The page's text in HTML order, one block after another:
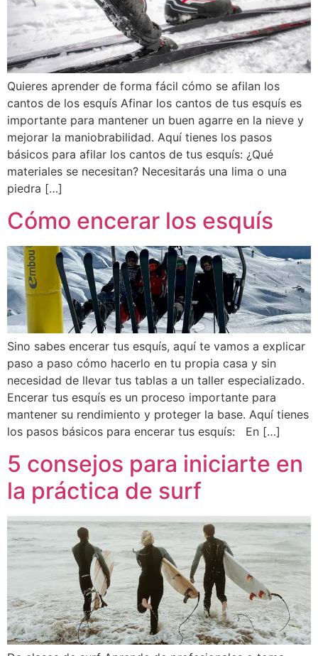
Quieres aprender de forma fácil cómo se afilan los
cantos de los esquís Afinar los cantos de tus esquís es
importante para mantener un buen agarre en la nieve y
mejorar la maniobrabilidad. Aquí tienes los pasos
básicos para afilar los cantos de tus esquís: ¿Qué
materiales se necesitan? Necesitarás una lima o una
piedra […]
Cómo encerar los esquís
Sino sabes encerar tus esquís, aquí te vamos a explicar
paso a paso cómo hacerlo en tu propia casa y sin
necesidad de llevar tus tablas a un taller especializado.
Encerar tus esquís es un proceso importante para
mantener su rendimiento y proteger la base. Aquí tienes
los pasos básicos para encerar tus esquís: En […]
5 consejos para iniciarte en
la práctica de surf